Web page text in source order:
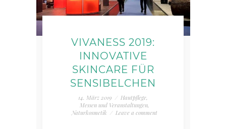
VIVANESS 2019:
INNOVATIVE
SKINCARE FÜR
SENSIBELCHEN
14. März 2019 / Hautpflege,
Messen und Veranstaltungen,
Naturkosmetik / Leave a comment